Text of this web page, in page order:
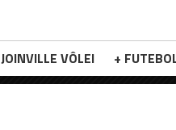
JOINVILLE VÔLEI +